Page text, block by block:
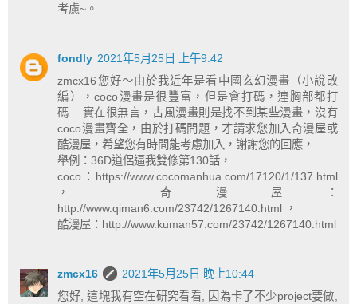
考慮~。
fondly 2021年5月25日 上午9:42
zmcx16您好～由於我近年是看中國玄幻漫畫（小說改
編），coco漫畫是很豐富，但是會打碼，連胸部都打
碼....實在很無言，古風漫畫則是找不到某些漫畫，沒有
coco漫畫齊全，由於打碼問題，才請求您加入奇漫屋或
酷漫屋，希望您有時間能考慮加入，謝謝您的回應，
舉例：36D道侶逼我雙修第130話，
coco：https://www.cocomanhua.com/17120/1/137.html
， 奇漫屋：
http://www.qiman6.com/23742/1267140.html ，
酷漫屋：http://www.kuman57.com/23742/1267140.html
zmcx16
2021年5月25日 晚上10:44
您好, 這塊我有空在研究看看, 因為卡了不少project要做,